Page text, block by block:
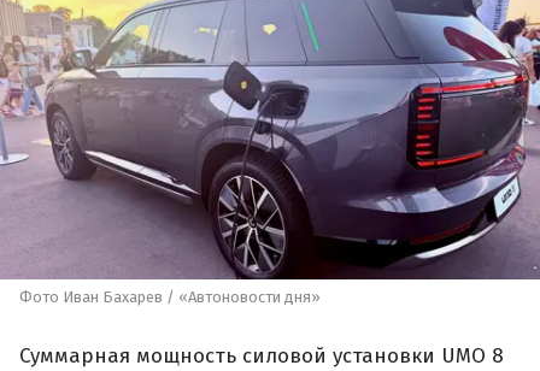
Фото Иван Бахарев / «Автоновости дня»
Суммарная мощность силовой установки UMO 8